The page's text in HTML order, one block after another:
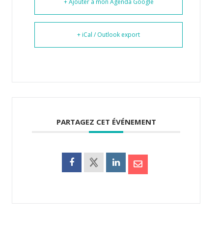
+ Ajouter à mon Agenda Google
+ iCal / Outlook export
PARTAGEZ CET ÉVÉNEMENT